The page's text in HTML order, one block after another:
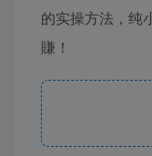
的实操方法，纯
賺！